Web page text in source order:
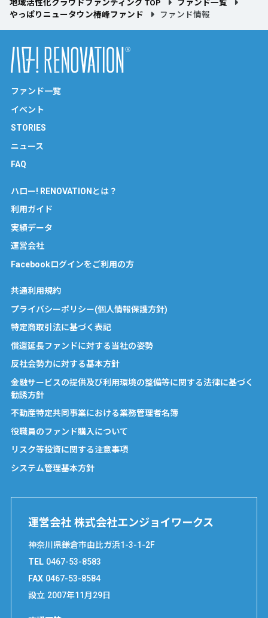
地域活性化クラウドファンディング TOP
ファンド一覧
やっぱりニュータウン椿峰ファンド
ファンド情報
ファンド一覧
イベント
STORIES
ニュース
FAQ
ハロー! RENOVATIONとは？
利用ガイド
実績データ
運営会社
Facebookログインをご利用の方
共通利用規約
プライバシーポリシー(個人情報保護方針)
特定商取引法に基づく表記
償還延長ファンドに対する当社の姿勢
反社会勢力に対する基本方針
金融サービスの提供及び利用環境の整備等に関する法律に基づく
勧誘方針
不動産特定共同事業における業務管理者名簿
役職員のファンド購入について
リスク等投資に関する注意事項
システム管理基本方針
運営会社 株式会社エンジョイワークス
神奈川県鎌倉市由比ガ浜1-3-1-2F
TEL 0467-53-8583
FAX 0467-53-8584
設立 2007年11月29日